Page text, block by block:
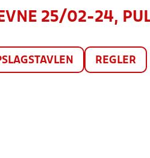
25/02-24,
REGLER